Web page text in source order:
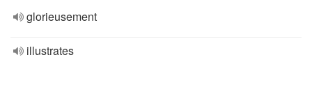
glorieusement
illustrates